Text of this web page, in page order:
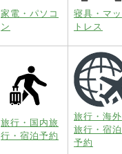
家電・パソコ
ン
寝具・マッ
トレス
旅行・国内旅
行・宿泊予約
旅行・海外
旅行・宿泊
予約